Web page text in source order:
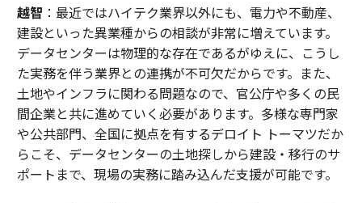
越智 ：最近ではハイテク業界以外にも、電力や不動産、
建設といった異業種からの相談が非常に増えています。
データセンターは物理的な存在であるがゆえに、こうし
た実務を伴う業界との連携が不可欠だからです。また、
土地やインフラに関わる問題なので、官公庁や多くの民
間企業と共に進めていく必要があります。多様な専門家
や公共部門、全国に拠点を有するデロイト トーマツだか
らこそ、データセンターの土地探しから建設・移行のサ
ポートまで、現場の実務に踏み込んだ支援が可能です。